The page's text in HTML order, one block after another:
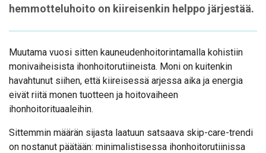
hemmotteluhoito on kiireisenkin helppo järjestää.
Muutama vuosi sitten kauneudenhoitorintamalla kohistiin
monivaiheisista ihonhoitorutiineista. Moni on kuitenkin
havahtunut siihen, että kiireisessä arjessa aika ja energia
eivät riitä monen tuotteen ja hoitovaiheen
ihonhoitorituaaleihin.
Sittemmin määrän sijasta laatuun satsaava skip-care-trendi
on nostanut päätään: minimalistisessa ihonhoitorutiinissa